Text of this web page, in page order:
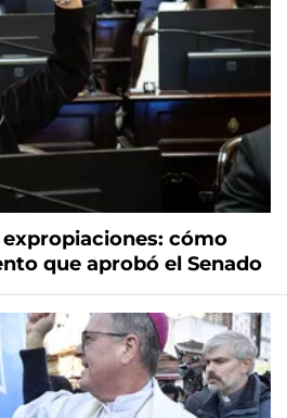
cómo
que aprobó el Senado